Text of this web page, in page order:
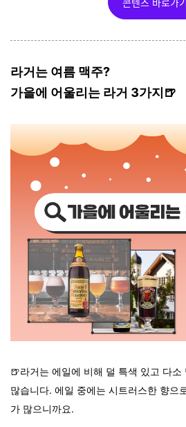
라거는 여름 맥주?
가을에 어울리는 라거 3가지🍺
🍺라거는 에일에 비해 덜 특색 있고 다
많습니다. 에일 중에는 시트러스한 향으
가 많으니까요.